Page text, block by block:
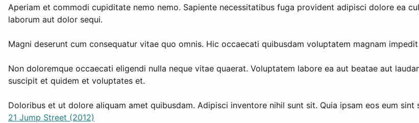
Aperiam et commodi cupiditate nemo nemo. Sapiente necessitatibus fuga provident adipisci dolore ea
laborum aut dolor sequi.
Magni deserunt cum consequatur vitae quo omnis. Hic occaecati quibusdam voluptatem magnam
Non doloremque occaecati eligendi nulla neque vitae quaerat. Voluptatem labore ea aut beatae aut
suscipit et quidem et voluptates et.
Doloribus et ut dolore aliquam amet quibusdam. Adipisci inventore nihil sunt sit. Quia ipsam eos eum sint
21 Jump Street (2012)